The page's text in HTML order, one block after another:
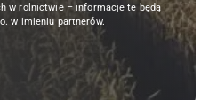
w rolnictwie – informacje te będą
w imieniu partnerów.